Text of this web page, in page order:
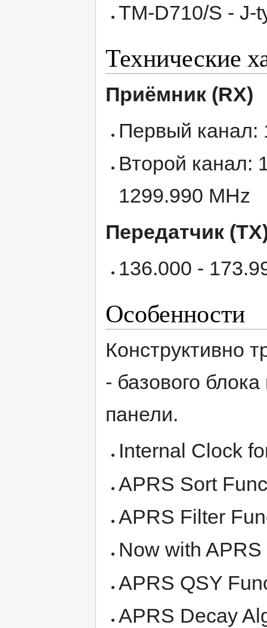
TM-D710/S - J-
Технические
Приёмник (RX)
Первый канал:
Второй канал:
1299.990 MHz
Передатчик
136.000 -
Особенности
Конструктивно
- базового
панели.
Internal Clock
APRS Sort
APRS Filter
Now with
APRS QSY
APRS Decay